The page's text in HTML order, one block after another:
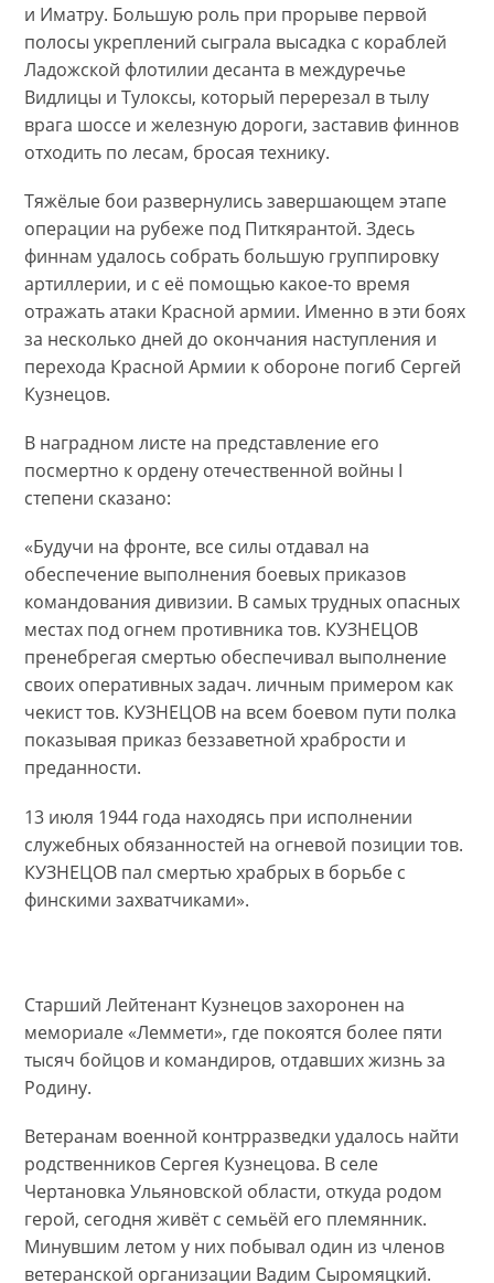
и Иматру. Большую роль при прорыве первой
полосы укреплений сыграла высадка с кораблей
Ладожской флотилии десанта в междуречье
Видлицы и Тулоксы, который перерезал в тылу
врага шоссе и железную дороги, заставив финнов
отходить по лесам, бросая технику.
Тяжёлые бои развернулись завершающем этапе
операции на рубеже под Питкярантой. Здесь
финнам удалось собрать большую группировку
артиллерии, и с её помощью какое-то время
отражать атаки Красной армии. Именно в эти боях
за несколько дней до окончания наступления и
перехода Красной Армии к обороне погиб Сергей
Кузнецов.
В наградном листе на представление его
посмертно к ордену отечественной войны I
степени сказано:
«Будучи на фронте, все силы отдавал на
обеспечение выполнения боевых приказов
командования дивизии. В самых трудных опасных
местах под огнем противника тов. КУЗНЕЦОВ
пренебрегая смертью обеспечивал выполнение
своих оперативных задач. личным примером как
чекист тов. КУЗНЕЦОВ на всем боевом пути полка
показывая приказ беззаветной храбрости и
преданности.
13 июля 1944 года находясь при исполнении
служебных обязанностей на огневой позиции тов.
КУЗНЕЦОВ пал смертью храбрых в борьбе с
финскими захватчиками».
Старший Лейтенант Кузнецов захоронен на
мемориале «Леммети», где покоятся более пяти
тысяч бойцов и командиров, отдавших жизнь за
Родину.
Ветеранам военной контрразведки удалось найти
родственников Сергея Кузнецова. В селе
Чертановка Ульяновской области, откуда родом
герой, сегодня живёт с семьёй его племянник.
Минувшим летом у них побывал один из членов
ветеранской организации Вадим Сыромяцкий.